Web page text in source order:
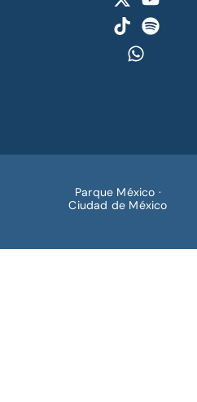
Parque México ·
Ciudad de México